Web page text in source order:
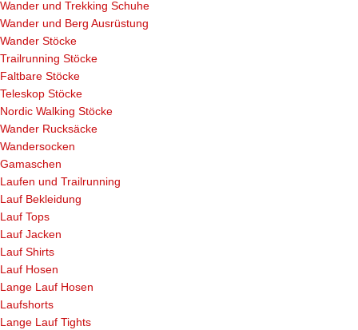
Wander und Trekking Schuhe
Wander und Berg Ausrüstung
Wander Stöcke
Trailrunning Stöcke
Faltbare Stöcke
Teleskop Stöcke
Nordic Walking Stöcke
Wander Rucksäcke
Wandersocken
Gamaschen
Laufen und Trailrunning
Lauf Bekleidung
Lauf Tops
Lauf Jacken
Lauf Shirts
Lauf Hosen
Lange Lauf Hosen
Laufshorts
Lange Lauf Tights